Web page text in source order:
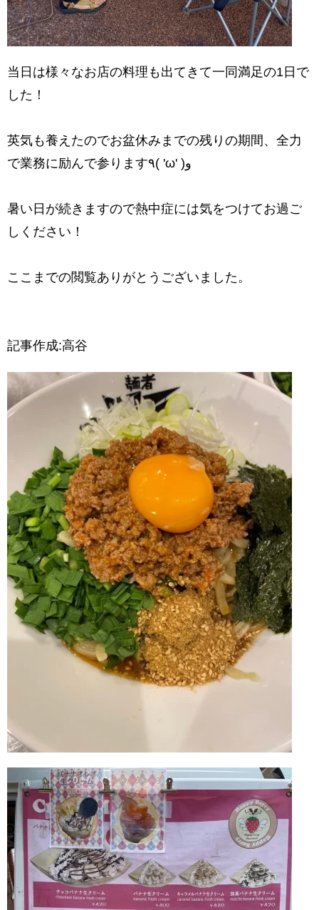
当日は様々なお店の料理も出てきて一同満足の1日で
した！
英気も養えたのでお盆休みまでの残りの期間、全力
で業務に励んで参ります٩( 'ω' )و
暑い日が続きますので熱中症には気をつけてお過ご
しください！
ここまでの閲覧ありがとうございました。
記事作成:高谷